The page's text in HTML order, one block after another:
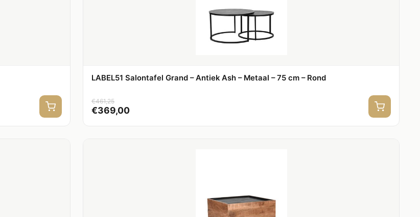
LABEL51 Salontafel Grand – Antiek Ash – Metaal – 75 cm – Rond
€461,25
€369,00